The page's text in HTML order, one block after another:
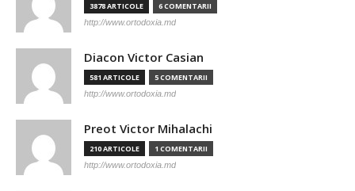
3878 ARTICOLE 6 COMENTARII
http://www.ortodoxia.md
Diacon Victor Casian
581 ARTICOLE 5 COMENTARII
http://www.ortodoxia.md
Preot Victor Mihalachi
210 ARTICOLE 1 COMENTARII
http://www.ortodoxia.md